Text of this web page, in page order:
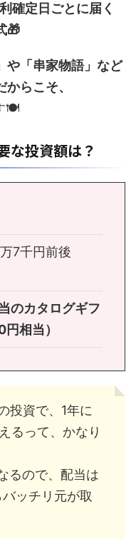
確定日ごとに届く
🎁
や「串家物語」など
らこそ、
🍽️
な投資額は？
7千円前後
のカタログギフ
相当）
投資で、1年に
るって、かなり
るので、配当は
ッチリ元が取